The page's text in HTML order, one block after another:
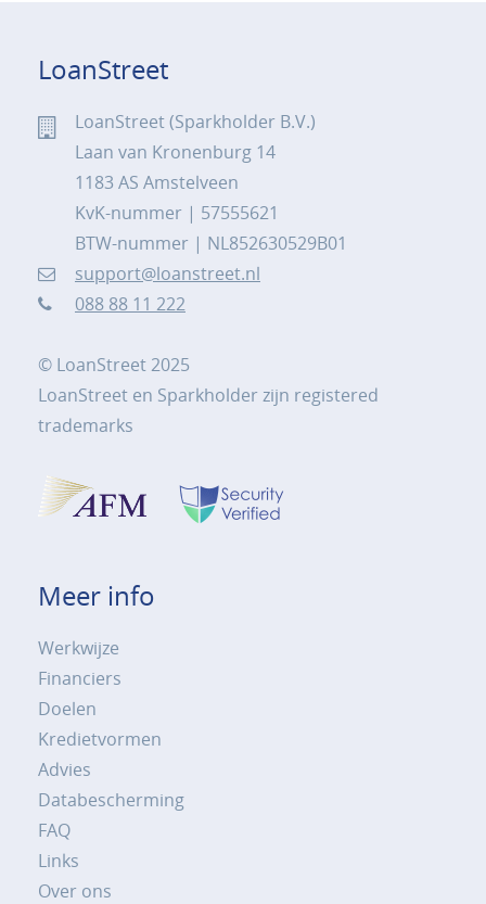
LoanStreet
LoanStreet (Sparkholder B.V.)
Laan van Kronenburg 14
1183 AS Amstelveen
KvK-nummer | 57555621
BTW-nummer | NL852630529B01
support@loanstreet.nl
088 88 11 222
© LoanStreet 2025
LoanStreet en Sparkholder zijn registered
trademarks
Meer info
Werkwijze
Financiers
Doelen
Kredietvormen
Advies
Databescherming
FAQ
Links
Over ons